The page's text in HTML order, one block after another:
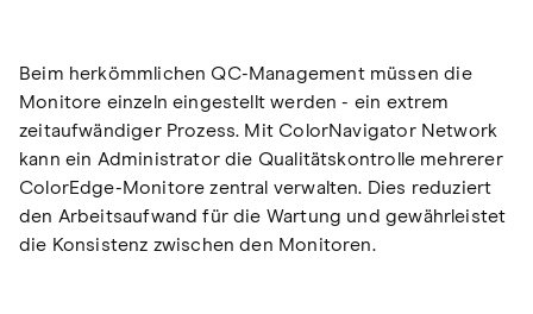
Beim herkömmlichen QC-Management müssen die
Monitore einzeln eingestellt werden - ein extrem
zeitaufwändiger Prozess. Mit ColorNavigator Network
kann ein Administrator die Qualitätskontrolle mehrerer
ColorEdge-Monitore zentral verwalten. Dies reduziert
den Arbeitsaufwand für die Wartung und gewährleistet
die Konsistenz zwischen den Monitoren.